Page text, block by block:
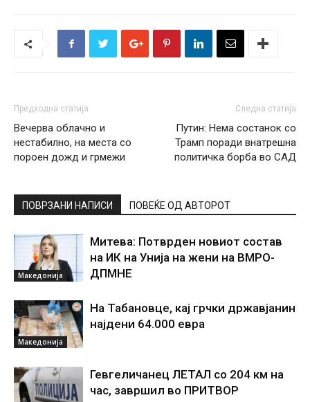
Предходна статија
Вечерва облачно и
нестабилно, на места со
пороен дожд и грмежи
Следна статија
Путин: Нема состанок со
Трамп поради внатрешна
политичка борба во САД
ПОВРЗАНИ НАПИСИ ПОВЕЌЕ ОД АВТОРОТ
Македонија
Митева: Потврден новиот состав
на ИК на Унија на жени на ВМРО-
ДПМНЕ
Македонија
На Табановце, кај грчки државјанин
најдени 64.000 евра
Гевгеличанец ЛЕТАЛ со 204 км на
час, завршил во ПРИТВОР